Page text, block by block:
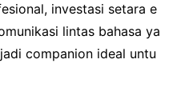
investasi setara e
lintas bahasa ya
companion ideal untu